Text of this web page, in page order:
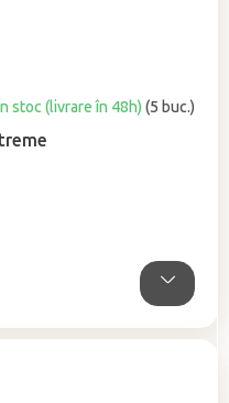
stoc (livrare în 48h)(5 buc.)